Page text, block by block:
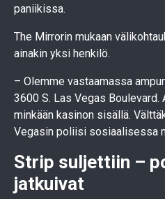
paniikissa.
The Mirrorin mukaan
ainakin yksi henkilö.
– Olemme vastaamassa
3600 S. Las Vegas Boulevard.
minkään kasinon sisällä.
Vegasin poliisi sosiaalisessa
Strip suljettiin –
jatkuivat